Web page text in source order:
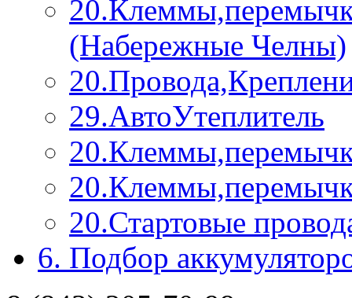
(Набережные Челны)
29.АвтоУтеплитель
20.Стартовые
6. Подбор